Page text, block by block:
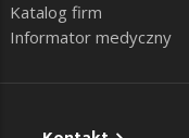
Katalog firm
Informator medyczny